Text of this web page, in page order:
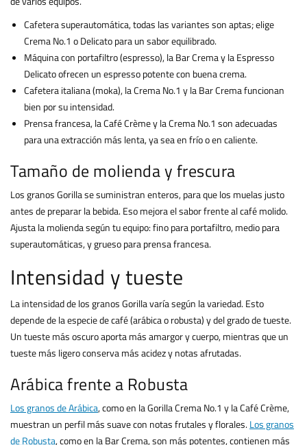
Cafetera superautomática, todas las variantes son aptas; elige
Crema No.1 o Delicato para un sabor equilibrado.
Máquina con portafiltro (espresso), la Bar Crema y la Espresso
Delicato ofrecen un espresso potente con buena crema.
Cafetera italiana (moka), la Crema No.1 y la Bar Crema funcionan
bien por su intensidad.
Prensa francesa, la Café Crème y la Crema No.1 son adecuadas
para una extracción más lenta, ya sea en frío o en caliente.
Tamaño de molienda y frescura
Los granos Gorilla se suministran enteros, para que los muelas justo
antes de preparar la bebida. Eso mejora el sabor frente al café molido.
Ajusta la molienda según tu equipo: fino para portafiltro, medio para
superautomáticas, y grueso para prensa francesa.
Intensidad y tueste
La intensidad de los granos Gorilla varía según la variedad. Esto
depende de la especie de café (arábica o robusta) y del grado de tueste.
Un tueste más oscuro aporta más amargor y cuerpo, mientras que un
tueste más ligero conserva más acidez y notas afrutadas.
Arábica frente a Robusta
Los granos de Arábica, como en la Gorilla Crema No.1 y la Café Crème,
muestran un perfil más suave con notas frutales y florales. Los granos
de Robusta, como en la Bar Crema, son más potentes, contienen más